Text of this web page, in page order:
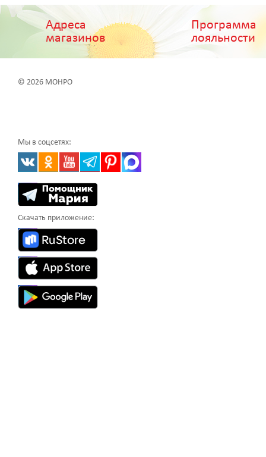
Адреса
магазинов
Программа
лояльности
© 2026 МОНРО
Мы в соцсетях:
Скачать приложение: